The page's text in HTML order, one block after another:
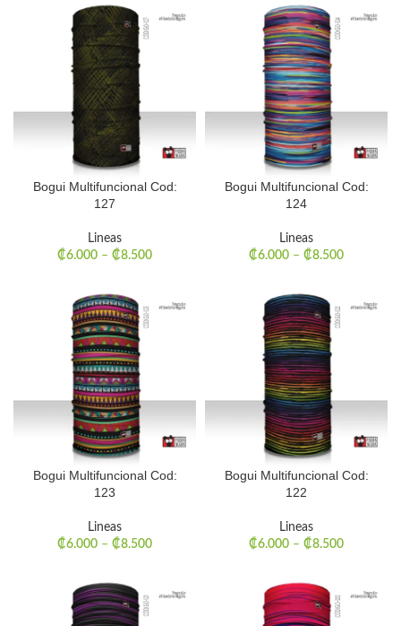
Bogui Multifuncional Cod:
127
Lineas
₡6.000 – ₡8.500
Bogui Multifuncional Cod:
124
Lineas
₡6.000 – ₡8.500
Bogui Multifuncional Cod:
123
Lineas
₡6.000 – ₡8.500
Bogui Multifuncional Cod:
122
Lineas
₡6.000 – ₡8.500